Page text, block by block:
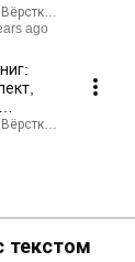
Нейросети.
ago
Нейросети.
текстом